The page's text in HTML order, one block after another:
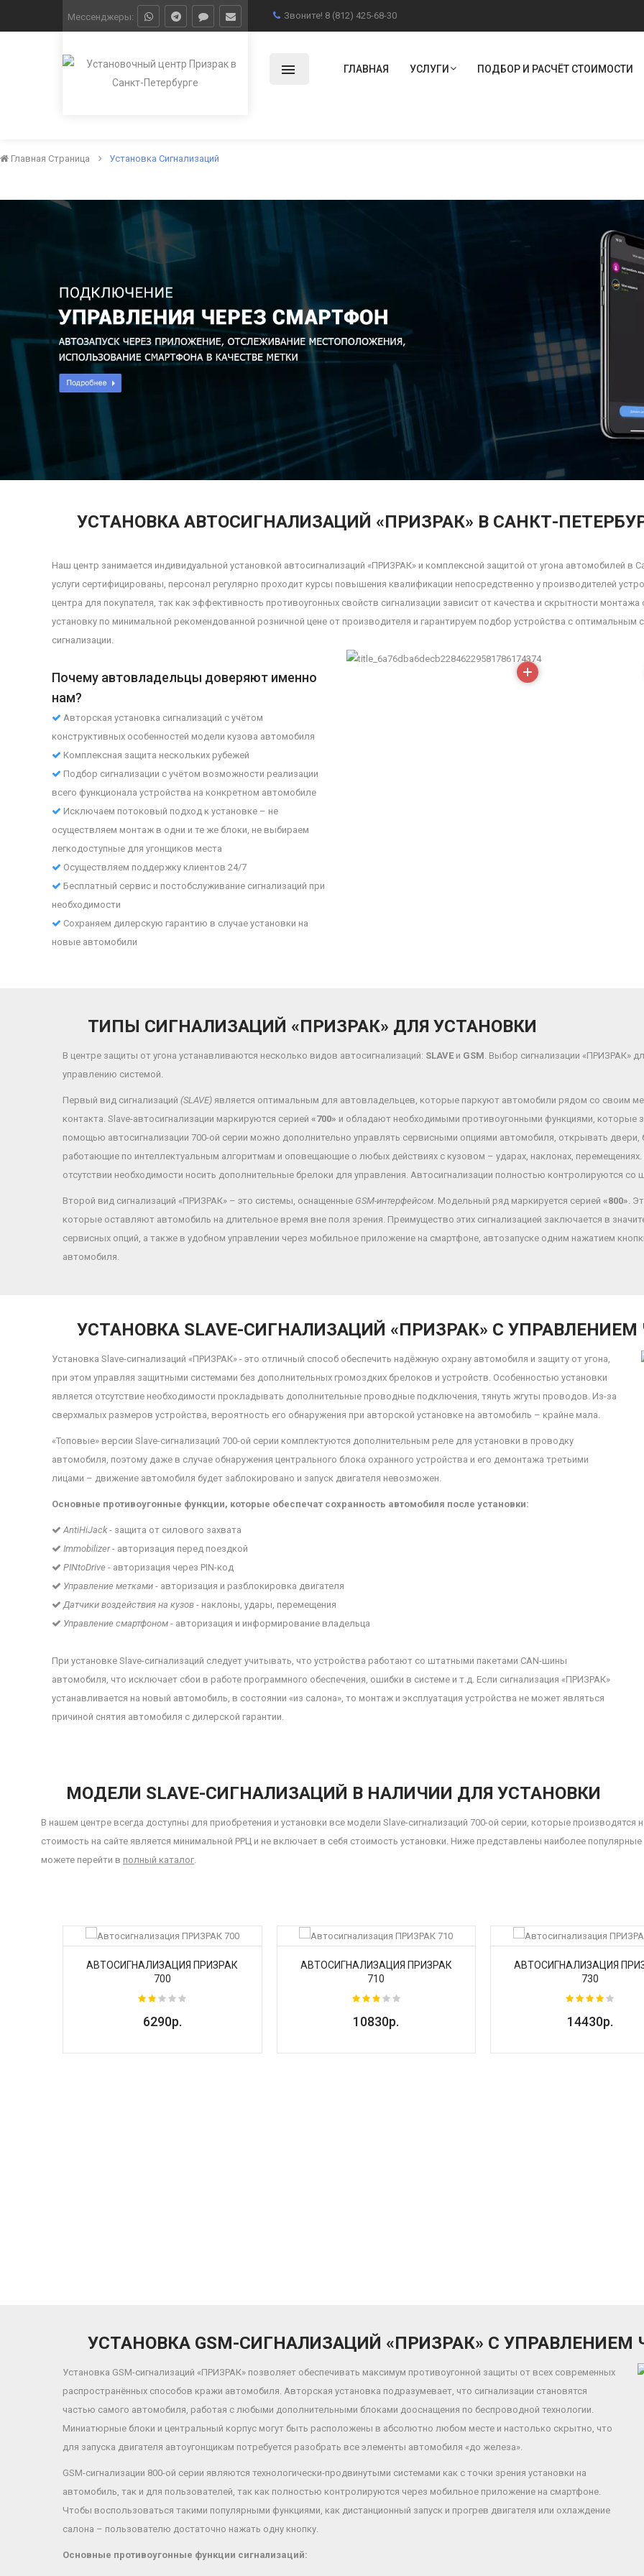
Мессенджеры: Звоните! 8 (812) 425-68-30
ГЛАВНАЯ УСЛУГИ ПОДБОР И РАСЧЁТ СТОИМОСТИ
Главная Страница Установка Сигнализаций
УСТАНОВКА АВТОСИГНАЛИЗАЦИЙ «ПРИЗРАК» В САНКТ-
Наш центр занимается индивидуальной установкой автосигнализаций «ПРИЗРАК» и комплексной защитой от угона автомобилей в
услуги сертифицированы, персонал регулярно проходит курсы повышения квалификации непосредственно у производителей
центра для покупателя, так как эффективность противоугонных свойств сигнализации зависит от качества и скрытности
установку по минимальной рекомендованной розничной цене от производителя и гарантируем подбор устройства с
сигнализации.
Почему автовладельцы доверяют именно
нам?
Авторская установка сигнализаций с учётом
конструктивных особенностей модели кузова автомобиля
Комплексная защита нескольких рубежей
Подбор сигнализации с учётом возможности реализации
всего функционала устройства на конкретном автомобиле
Исключаем потоковый подход к установке – не
осуществляем монтаж в одни и те же блоки, не выбираем
легкодоступные для угонщиков места
Осуществляем поддержку клиентов 24/7
Бесплатный сервис и постобслуживание сигнализаций при
необходимости
Сохраняем дилерскую гарантию в случае установки на
новые автомобили
ТИПЫ СИГНАЛИЗАЦИЙ «ПРИЗРАК» ДЛЯ УСТАНОВКИ
В центре защиты от угона устанавливаются несколько видов автосигнализаций: SLAVE и GSM. Выбор сигнализации «ПРИЗРАК»
управлению системой.
Первый вид сигнализаций (SLAVE) является оптимальным для автовладельцев, которые паркуют автомобили рядом со своим
контакта. Slave-автосигнализации маркируются серией «700» и обладают необходимыми противоугонными функциями, которые
помощью автосигнализации 700-ой серии можно дополнительно управлять сервисными опциями автомобиля, открывать двери,
работающие по интеллектуальным алгоритмам и оповещающие о любых действиях с кузовом – ударах, наклонах,
отсутствии необходимости носить дополнительные брелоки для управления. Автосигнализации полностью контролируются со
Второй вид сигнализаций «ПРИЗРАК» – это системы, оснащенные GSM-интерфейсом. Модельный ряд маркируется серией «800».
которые оставляют автомобиль на длительное время вне поля зрения. Преимущество этих сигнализацией заключается в
сервисных опций, а также в удобном управлении через мобильное приложение на смартфоне, автозапуске одним нажатием
автомобиля.
УСТАНОВКА SLAVE-СИГНАЛИЗАЦИЙ «ПРИЗРАК» С УПРАВЛЕНИЕМ
Установка Slave-сигнализаций «ПРИЗРАК» - это отличный способ обеспечить надёжную охрану автомобиля и защиту от угона,
при этом управляя защитными системами без дополнительных громоздких брелоков и устройств. Особенностью установки
является отсутствие необходимости прокладывать дополнительные проводные подключения, тянуть жгуты проводов. Из-за
сверхмалых размеров устройства, вероятность его обнаружения при авторской установке на автомобиль – крайне мала.
«Топовые» версии Slave-сигнализаций 700-ой серии комплектуются дополнительным реле для установки в проводку
автомобиля, поэтому даже в случае обнаружения центрального блока охранного устройства и его демонтажа третьими
лицами – движение автомобиля будет заблокировано и запуск двигателя невозможен.
Основные противоугонные функции, которые обеспечат сохранность автомобиля после установки:
AntiHiJack- защита от силового захвата
Immobilizer- авторизация перед поездкой
PINtoDrive - авторизация через PIN-код
Управление метками - авторизация и разблокировка двигателя
Датчики воздействия на кузов - наклоны, удары, перемещения
Управление смартфоном - авторизация и информирование владельца
При установке Slave-сигнализаций следует учитывать, что устройства работают со штатными пакетами CAN-шины
автомобиля, что исключает сбои в работе программного обеспечения, ошибки в системе и т.д. Если сигнализация «ПРИЗРАК»
устанавливается на новый автомобиль, в состоянии «из салона», то монтаж и эксплуатация устройства не может являться
причиной снятия автомобиля с дилерской гарантии.
МОДЕЛИ SLAVE-СИГНАЛИЗАЦИЙ В НАЛИЧИИ ДЛЯ УСТАНОВКИ
В нашем центре всегда доступны для приобретения и установки все модели Slave-сигнализаций 700-ой серии, которые
стоимость на сайте является минимальной РРЦ и не включает в себя стоимость установки. Ниже представлены наиболее
можете перейти в полный каталог.
АВТОСИГНАЛИЗАЦИЯ ПРИЗРАК
700
6290р.
АВТОСИГНАЛИЗАЦИЯ ПРИЗРАК
710
10830р.
АВТОСИГНАЛИЗАЦИЯ
730
14430р.
УСТАНОВКА GSM-СИГНАЛИЗАЦИЙ «ПРИЗРАК» С
Установка GSM-сигнализаций «ПРИЗРАК» позволяет обеспечивать максимум противоугонной защиты от всех современных
распространённых способов кражи автомобиля. Авторская установка подразумевает, что сигнализации становятся
частью самого автомобиля, работая с любыми дополнительными блоками дооснащения по беспроводной технологии.
Миниатюрные блоки и центральный корпус могут быть расположены в абсолютно любом месте и настолько скрытно, что
для запуска двигателя автоугонщикам потребуется разобрать все элементы автомобиля «до железа».
GSM-сигнализации 800-ой серии являются технологически-продвинутыми системами как с точки зрения установки на
автомобиль, так и для пользователей, так как полностью контролируются через мобильное приложение на смартфоне.
Чтобы воспользоваться такими популярными функциями, как дистанционный запуск и прогрев двигателя или охлаждение
салона – пользователю достаточно нажать одну кнопку.
Основные противоугонные функции сигнализаций: